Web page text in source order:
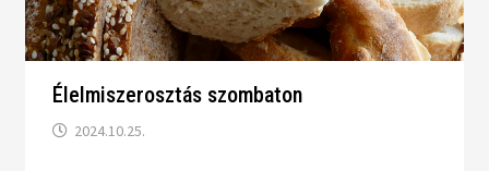
Élelmiszerosztás szombaton
2024.10.25.